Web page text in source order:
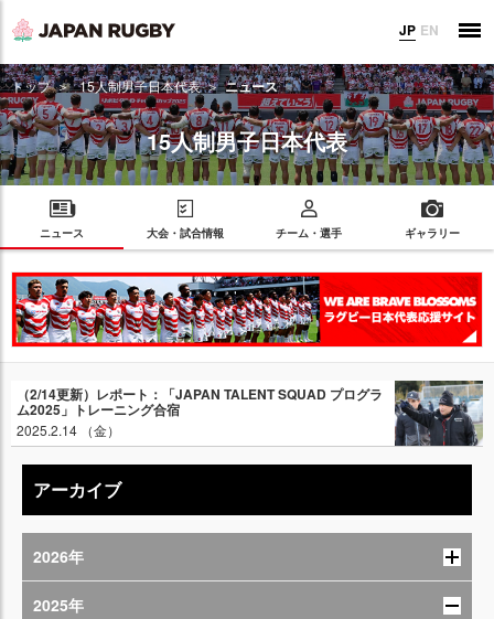
JP EN
トップ 15人制男子日本代表 ニュース
15人制男子日本代表
ニュース 大会・試合情報 チーム・選手 ギャラリー
（2/14更新）レポート：「JAPAN TALENT SQUAD プログラ
ム2025」トレーニング合宿
2025.2.14 （金）
アーカイブ
2026年
2025年